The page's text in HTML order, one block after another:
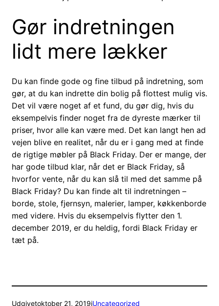
Gør indretningen
lidt mere lækker
Du kan finde gode og fine tilbud på indretning, som
gør, at du kan indrette din bolig på flottest mulig vis.
Det vil være noget af et fund, du gør dig, hvis du
eksempelvis finder noget fra de dyreste mærker til
priser, hvor alle kan være med. Det kan langt hen ad
vejen blive en realitet, når du er i gang med at finde
de rigtige møbler på Black Friday. Der er mange, der
har gode tilbud klar, når det er Black Friday, så
hvorfor vente, når du kan slå til med det samme på
Black Friday? Du kan finde alt til indretningen –
borde, stole, fjernsyn, malerier, lamper, køkkenborde
med videre. Hvis du eksempelvis flytter den 1.
december 2019, er du heldig, fordi Black Friday er
tæt på.
Udgivetoktober 21, 2019iUncategorized